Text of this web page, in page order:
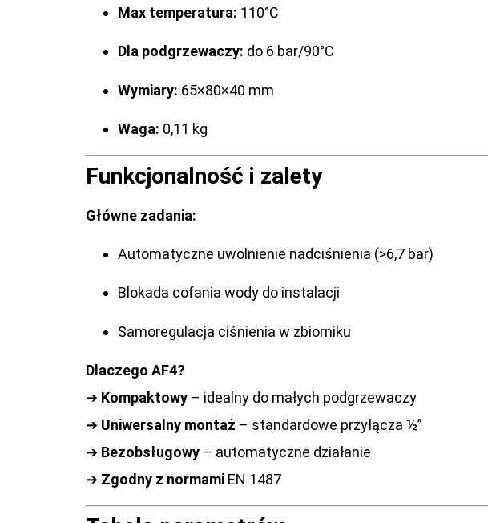
Max temperatura: 110°C
Dla podgrzewaczy: do 6 bar/90°C
Wymiary: 65×80×40 mm
Waga: 0,11 kg
Funkcjonalność i zalety
Główne zadania:
Automatyczne uwolnienie nadciśnienia (>6,7 bar)
Blokada cofania wody do instalacji
Samoregulacja ciśnienia w zbiorniku
Dlaczego AF4?
➔ Kompaktowy – idealny do małych podgrzewaczy
➔ Uniwersalny montaż – standardowe przyłącza ½”
➔ Bezobsługowy – automatyczne działanie
➔ Zgodny z normami EN 1487